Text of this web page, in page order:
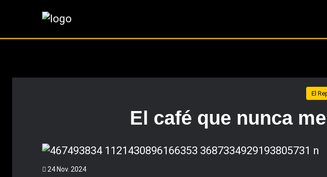
El
El café que nunca
24 Nov. 2024